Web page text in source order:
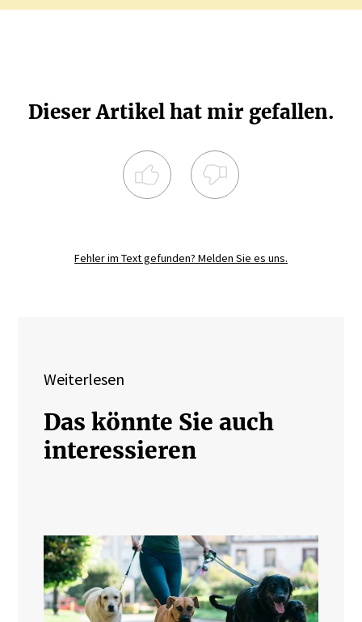
Dieser Artikel hat mir gefallen.
Fehler im Text gefunden? Melden Sie es uns.
Weiterlesen
Das könnte Sie auch
interessieren